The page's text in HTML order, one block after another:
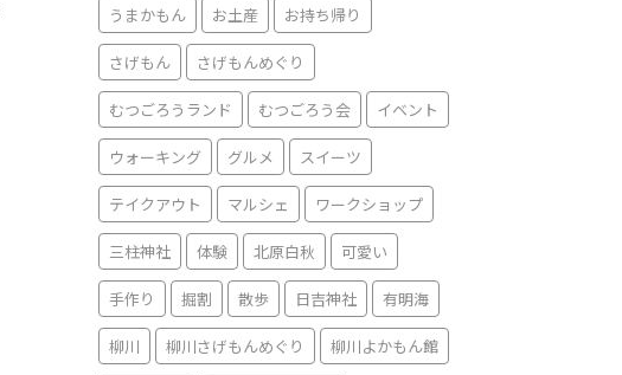
うまかもん お土産 お持ち帰り
さげもん さげもんめぐり
むつごろうランド むつごろう会 イベント
ウォーキング グルメ スイーツ
テイクアウト マルシェ ワークショップ
三柱神社 体験 北原白秋 可愛い
手作り 掘割 散歩 日吉神社 有明海
柳川 柳川さげもんめぐり 柳川よかもん館